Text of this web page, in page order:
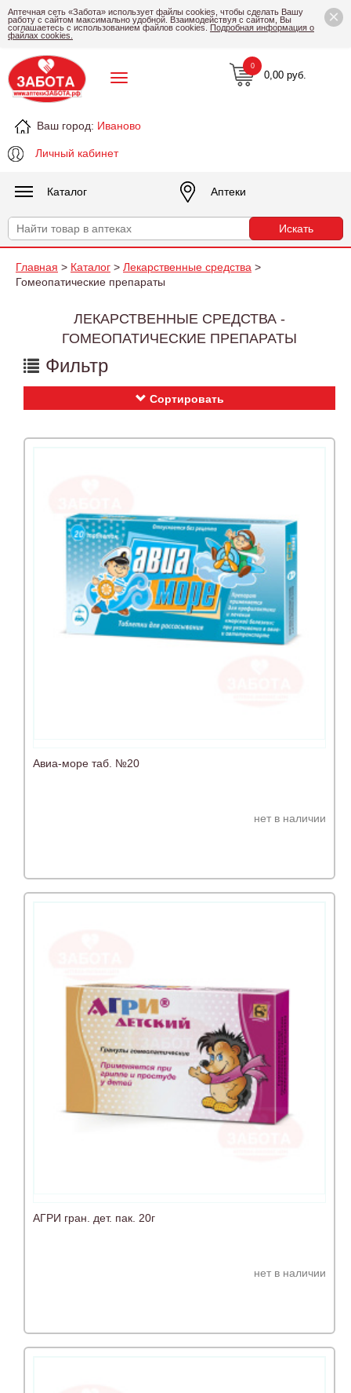
×
Аптечная сеть «Забота» использует файлы cookies, чтобы сделать Вашу
работу с сайтом максимально удобной. Взаимодействуя с сайтом, Вы
соглашаетесь с использованием файлов cookies. Подробная информация о
файлах cookies.
Ваш город: Иваново
Личный кабинет
0,00 руб.
0
Каталог Аптеки
Главная > Каталог > Лекарственные средства >
Гомеопатические препараты
ЛЕКАРСТВЕННЫЕ СРЕДСТВА -
ГОМЕОПАТИЧЕСКИЕ ПРЕПАРАТЫ
Фильтр
Сортировать
Авиа-море таб. №20
нет в наличии
АГРИ гран. дет. пак. 20г
нет в наличии